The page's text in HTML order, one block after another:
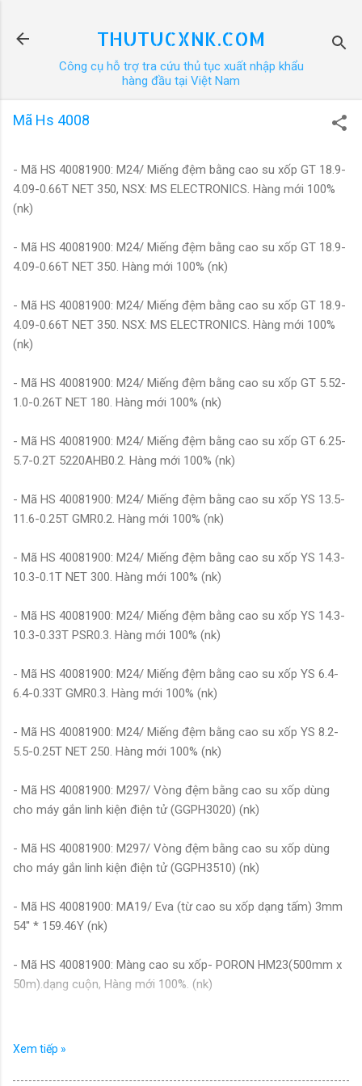
THUTUCXNK.COM
Công cụ hỗ trợ tra cứu thủ tục xuất nhập khẩu
hàng đầu tại Việt Nam
Mã Hs 4008
- Mã HS 40081900: M24/ Miếng đệm bằng cao su xốp GT 18.9-
4.09-0.66T NET 350, NSX: MS ELECTRONICS. Hàng mới 100%
(nk)
- Mã HS 40081900: M24/ Miếng đệm bằng cao su xốp GT 18.9-
4.09-0.66T NET 350. Hàng mới 100% (nk)
- Mã HS 40081900: M24/ Miếng đệm bằng cao su xốp GT 18.9-
4.09-0.66T NET 350. NSX: MS ELECTRONICS. Hàng mới 100%
(nk)
- Mã HS 40081900: M24/ Miếng đệm bằng cao su xốp GT 5.52-
1.0-0.26T NET 180. Hàng mới 100% (nk)
- Mã HS 40081900: M24/ Miếng đệm bằng cao su xốp GT 6.25-
5.7-0.2T 5220AHB0.2. Hàng mới 100% (nk)
- Mã HS 40081900: M24/ Miếng đệm bằng cao su xốp YS 13.5-
11.6-0.25T GMR0.2. Hàng mới 100% (nk)
- Mã HS 40081900: M24/ Miếng đệm bằng cao su xốp YS 14.3-
10.3-0.1T NET 300. Hàng mới 100% (nk)
- Mã HS 40081900: M24/ Miếng đệm bằng cao su xốp YS 14.3-
10.3-0.33T PSR0.3. Hàng mới 100% (nk)
- Mã HS 40081900: M24/ Miếng đệm bằng cao su xốp YS 6.4-
6.4-0.33T GMR0.3. Hàng mới 100% (nk)
- Mã HS 40081900: M24/ Miếng đệm bằng cao su xốp YS 8.2-
5.5-0.25T NET 250. Hàng mới 100% (nk)
- Mã HS 40081900: M297/ Vòng đệm bằng cao su xốp dùng
cho máy gắn linh kiện điện tử (GGPH3020) (nk)
- Mã HS 40081900: M297/ Vòng đệm bằng cao su xốp dùng
cho máy gắn linh kiện điện tử (GGPH3510) (nk)
- Mã HS 40081900: MA19/ Eva (từ cao su xốp dạng tấm) 3mm
54'' * 159.46Y (nk)
- Mã HS 40081900: Màng cao su xốp- PORON HM23(500mm x
50m).dạng cuộn, Hàng mới 100%. (nk)
và lướt sóng bơm hơi KT: 2.8*0.8m (bằng cao su lưu hóa) (nk)
- Mã HS 40081900: mdctlsvt/ Miếng đệm chống trượt dùng cho
Xem tiếp »